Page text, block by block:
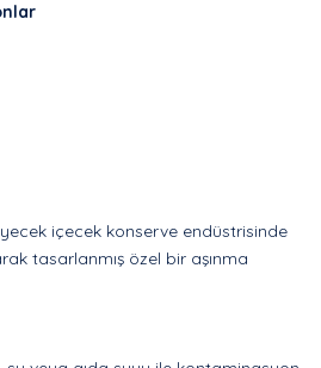
içecek konserve endüstrisinde
tasarlanmış özel bir aşınma